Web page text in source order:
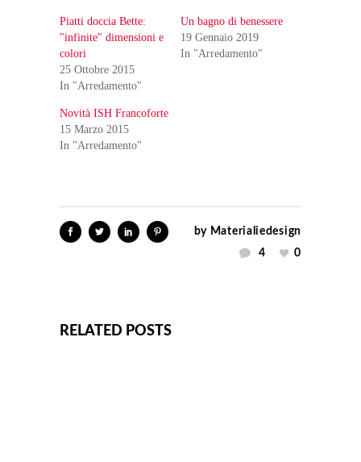
Piatti doccia Bette:
"infinite" dimensioni e
colori
25 Ottobre 2015
In "Arredamento"
Un bagno di benessere
19 Gennaio 2019
In "Arredamento"
Novità ISH Francoforte
15 Marzo 2015
In "Arredamento"
by Materialiedesign
4
0
RELATED POSTS